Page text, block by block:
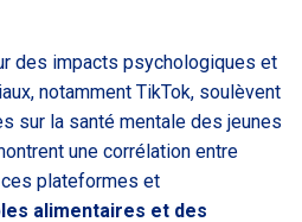
des impacts psychologiques et
notamment TikTok, soulèvent
sur la santé mentale des jeunes
une corrélation entre
plateformes et
alimentaires et des